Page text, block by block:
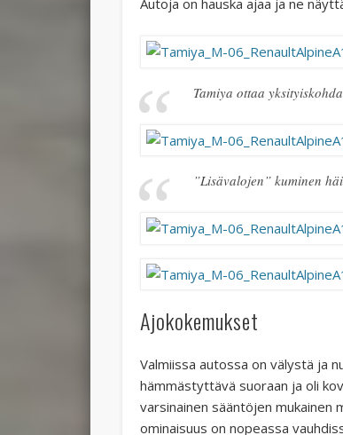
Autoja on hauska ajaa ja ne
Tamiya ottaa
”Lisävalojen” kuminen
Ajokokemukset
Valmiissa autossa on välystä ja
hämmästyttävä suoraan ja oli
varsinainen sääntöjen
ominaisuus on nopeassa